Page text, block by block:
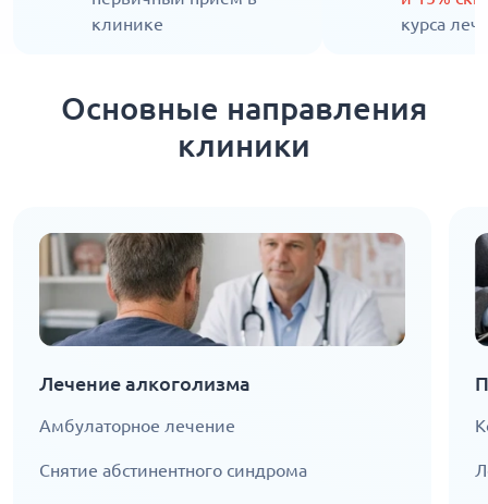
клинике
курса
Основные направления
клиники
Лечение алкоголизма
Амбулаторное лечение
Снятие абстинентного синдрома